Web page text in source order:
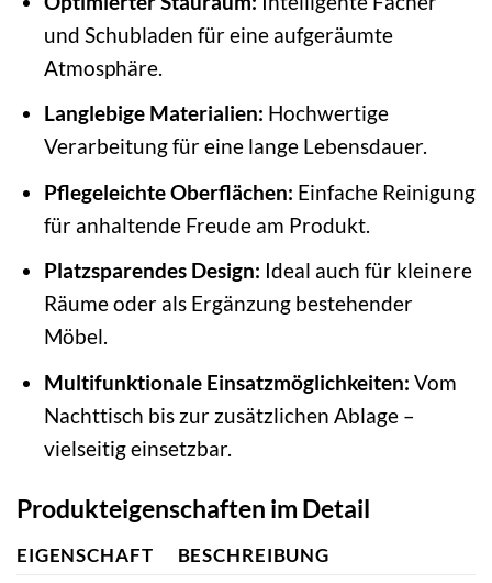
und Schubladen für eine aufgeräumte
Atmosphäre.
Langlebige Materialien: Hochwertige
Verarbeitung für eine lange Lebensdauer.
Pflegeleichte Oberflächen: Einfache Reinigung
für anhaltende Freude am Produkt.
Platzsparendes Design: Ideal auch für kleinere
Räume oder als Ergänzung bestehender
Möbel.
Multifunktionale Einsatzmöglichkeiten: Vom
Nachttisch bis zur zusätzlichen Ablage –
vielseitig einsetzbar.
Produkteigenschaften im Detail
EIGENSCHAFT
BESCHREIBUNG